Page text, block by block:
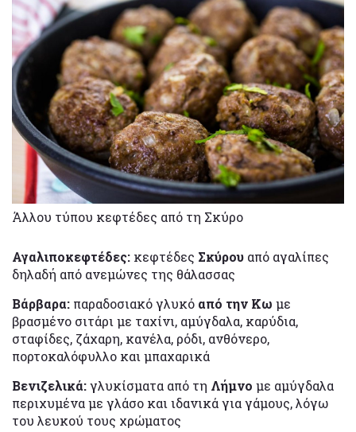
Άλλου τύπου κεφτέδες από τη Σκύρο
Αγαλιποκεφτέδες: κεφτέδες Σκύρου από αγαλίπες
δηλαδή από ανεμώνες της θάλασσας
Βάρβαρα: παραδοσιακό γλυκό από την Κω με
βρασμένο σιτάρι με ταχίνι, αμύγδαλα, καρύδια,
σταφίδες, ζάχαρη, κανέλα, ρόδι, ανθόνερο,
πορτοκαλόφυλλο και μπαχαρικά
Βενιζελικά:γλυκίσματα από τη Λήμνο με αμύγδαλα
περιχυμένα με γλάσο και ιδανικά για γάμους, λόγω
του λευκού τους χρώματος